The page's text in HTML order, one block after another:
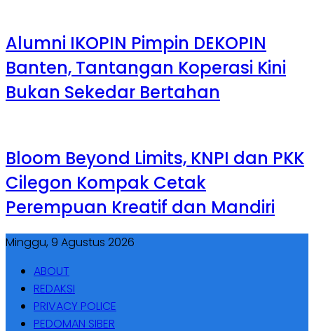
Alumni IKOPIN Pimpin DEKOPIN
Banten, Tantangan Koperasi Kini
Bukan Sekedar Bertahan
Bloom Beyond Limits, KNPI dan PKK
Cilegon Kompak Cetak
Perempuan Kreatif dan Mandiri
Minggu, 9 Agustus 2026
ABOUT
REDAKSI
PRIVACY POLICE
PEDOMAN SIBER